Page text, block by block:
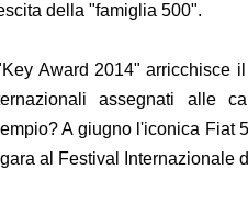
della "famiglia 500".
Award 2014" arricchisce
assegnati alle
A giugno l'iconica Fiat
al Festival Internazionale